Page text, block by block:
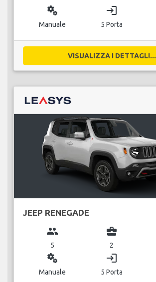
miscellaneous_services
Manuale
login
5 Porta
VISUALIZZA I DETTAGLI...
JEEP RENEGADE
group
5
business_center
2
miscellaneous_services
Manuale
login
5 Porta